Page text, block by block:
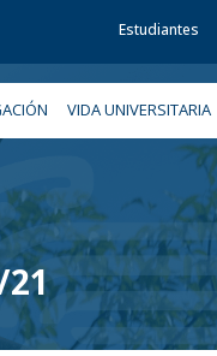
Estudiantes
VIDA UNIVERSITARIA